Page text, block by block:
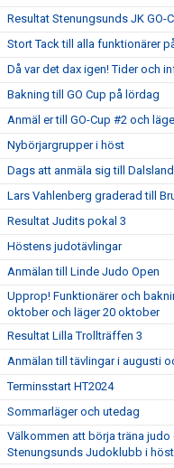
Resultat Stenungsunds JK GO-
Stort Tack till alla funktionärer
Då var det dax igen! Tider och
Bakning till GO Cup på lördag
Anmäl er till GO-Cup #2 och
Nybörjargrupper i höst
Dags att anmäla sig till
Lars Vahlenberg graderad till
Resultat Judits pokal 3
Höstens judotävlingar
Anmälan till Linde Judo Open
Upprop! Funktionärer och
oktober och läger 20 oktober
Resultat Lilla Trollträffen 3
Anmälan till tävlingar i augusti
Terminsstart HT2024
Sommarläger och utedag
Välkommen att börja träna
Stenungsunds Judoklubb i höst